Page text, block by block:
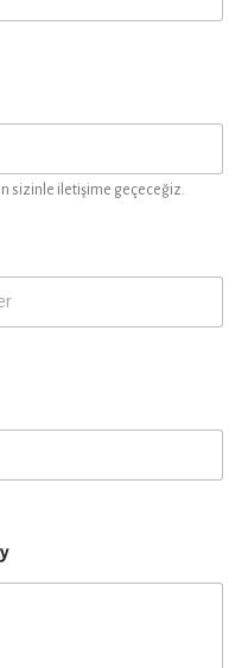
sizinle iletişime geçeceğiz.